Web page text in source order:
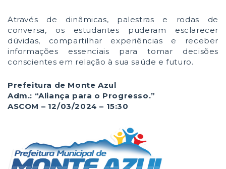
Através de dinâmicas, palestras e rodas de
conversa, os estudantes puderam esclarecer
dúvidas, compartilhar experiências e receber
informações essenciais para tomar decisões
conscientes em relação à sua saúde e futuro.
Prefeitura de Monte Azul
Adm.: “Aliança para o Progresso.”
ASCOM – 12/03/2024 – 15:30